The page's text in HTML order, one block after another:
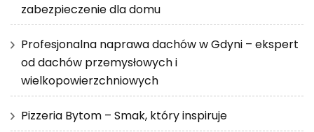
zabezpieczenie dla domu
Profesjonalna naprawa dachów w Gdyni – ekspert
od dachów przemysłowych i
wielkopowierzchniowych
Pizzeria Bytom – Smak, który inspiruje